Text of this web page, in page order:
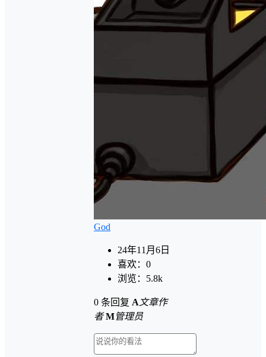
God
24年11月6日
喜欢： 0
浏览： 5.8k
0 条回复 A 文章作
者 M管理员